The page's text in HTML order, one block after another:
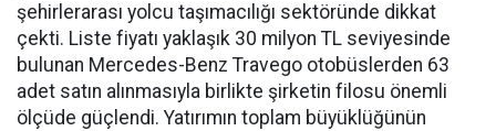
şehirlerarası yolcu taşımacılığı sektöründe dikkat
çekti. Liste fiyatı yaklaşık 30 milyon TL seviyesinde
bulunan Mercedes-Benz Travego otobüslerden 63
adet satın alınmasıyla birlikte şirketin filosu önemli
ölçüde güçlendi. Yatırımın toplam büyüklüğünün